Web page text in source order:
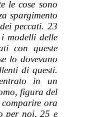
le cose sono
spargimento
peccati. 23
modelli delle
con queste
lo dovevano
di questi.
in un
figura del
comparire ora
per noi, 25 e